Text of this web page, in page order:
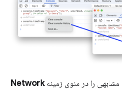
مشابهی را در منوی زمینهNetwork